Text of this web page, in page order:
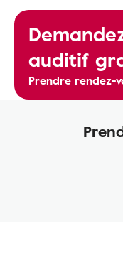
auditif
Prendre rendez-